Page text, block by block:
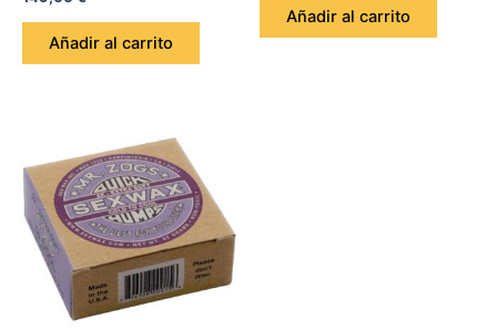
Añadir al carrito
Añadir al carrito